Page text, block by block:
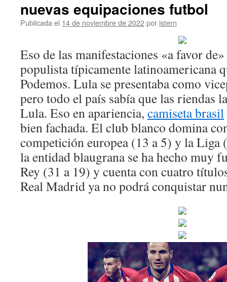
nuevas equipaciones futbol
Publicada el 14 de noviembre de 2022por istern
Eso de las manifestaciones «a favor
populista típicamente latinoamericana
Podemos. Lula se presentaba como
pero todo el país sabía que las riendas
Lula. Eso en apariencia, camiseta brasil
bien fachada. El club blanco domina
competición europea (13 a 5) y la Liga
la entidad blaugrana se ha hecho muy
Rey (31 a 19) y cuenta con cuatro
Real Madrid ya no podrá conquistar